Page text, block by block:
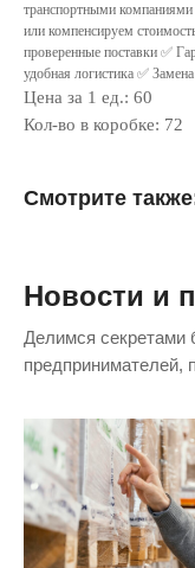
транспортными
или компенсируем
проверенные поставки ✅
удобная логистика ✅
Цена за 1 ед.: 60
Кол-во в коробке: 72
Смотрите
Новости и
Делимся секретами
предпринимателей,